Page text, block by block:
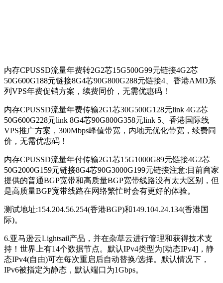
内存CPUSSD流量年费转2G2芯15G500G99元链接4G2芯
50G600G188元链接8G4芯90G800G288元链接4、香港AMD系
列VPS年费促销方案，续费同价，无需优惠码！
内存CPUSSD流量年费传输2G1芯30G500G128元link 4G2芯
50G600G228元link 8G4芯90G800G358元link 5、香港国际线
VPS推广方案，300Mbps峰值带宽，内地无优化带宽，续费同
价，无需优惠码！
内存CPUSSD流量年付传输2G1芯15G1000G89元链接4G2芯
50G2000G159元链接8G4芯90G3000G199元链接注意:目前商家
提供的普通BGP宽带和高质量BGP宽带线路没有太大区别，但
是高质量BGP宽带线路在网络繁忙时会有更好的体验。
测试地址:154.204.56.254(香港BGP)和149.104.24.134(香港国
际)。
6.亚马逊云Lightsail产品，并在杂草云进行管理和获得技术支
持！世界上有14个数据节点。默认IPv4类型为[动态IPv4]，静
态IPv4(自由)可在每次重启后自动替换/选择。默认情况下，
IPv6被指定为静态，默认端口为1Gbps。